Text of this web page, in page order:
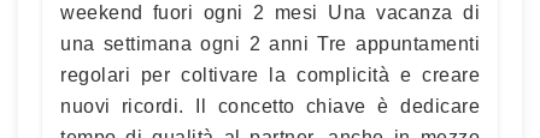
weekend fuori ogni 2 mesi Una vacanza di
una settimana ogni 2 anni Tre appuntamenti
regolari per coltivare la complicità e creare
nuovi ricordi. Il concetto chiave è dedicare